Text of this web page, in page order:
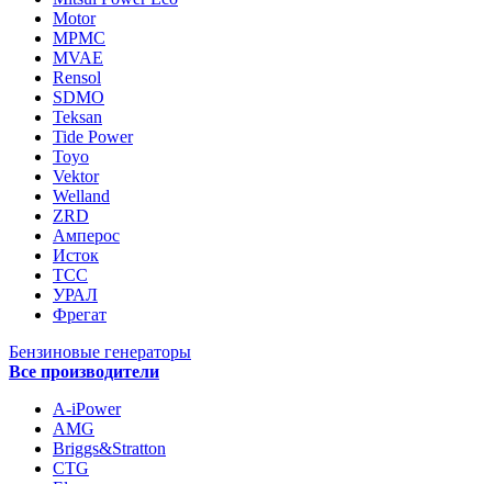
Motor
MPMC
MVAE
Rensol
SDMO
Teksan
Tide Power
Toyo
Vektor
Welland
ZRD
Амперос
Исток
ТСС
УРАЛ
Фрегат
Бензиновые генераторы
Все производители
A-iPower
AMG
Briggs&Stratton
CTG